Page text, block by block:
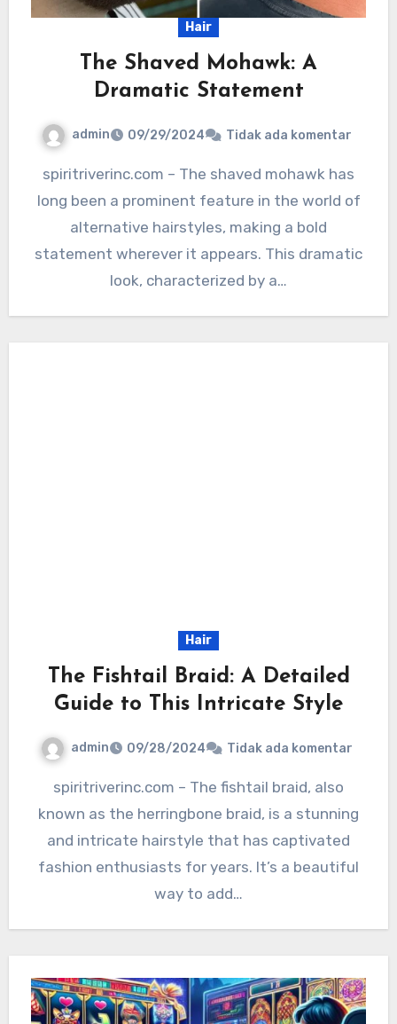
Hair
The Shaved Mohawk: A
Dramatic Statement
admin 09/29/2024 Tidak ada komentar
spiritriverinc.com – The shaved mohawk has
long been a prominent feature in the world of
alternative hairstyles, making a bold
statement wherever it appears. This dramatic
look, characterized by a…
Hair
The Fishtail Braid: A Detailed
Guide to This Intricate Style
admin 09/28/2024 Tidak ada komentar
spiritriverinc.com – The fishtail braid, also
known as the herringbone braid, is a stunning
and intricate hairstyle that has captivated
fashion enthusiasts for years. It’s a beautiful
way to add…